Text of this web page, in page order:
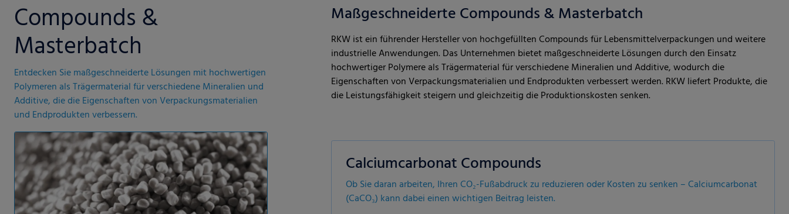
Compounds &
Masterbatch
Entdecken Sie maßgeschneiderte Lösungen mit hochwertigen
Polymeren als Trägermaterial für verschiedene Mineralien und
Additive, die die Eigenschaften von Verpackungsmaterialien
und Endprodukten verbessern.
Maßgeschneiderte Compounds & Masterbatch
RKW ist ein führender Hersteller von hochgefüllten Compounds für Lebensmittelverpackungen und weitere
industrielle Anwendungen. Das Unternehmen bietet maßgeschneiderte Lösungen durch den Einsatz
hochwertiger Polymere als Trägermaterial für verschiedene Mineralien und Additive, wodurch die
Eigenschaften von Verpackungsmaterialien und Endprodukten verbessert werden. RKW liefert Produkte, die
die Leistungsfähigkeit steigern und gleichzeitig die Produktionskosten senken.
Calciumcarbonat Compounds
Ob Sie daran arbeiten, Ihren CO₂-Fußabdruck zu reduzieren oder Kosten zu senken – Calciumcarbonat
(CaCO₃) kann dabei einen wichtigen Beitrag leisten.